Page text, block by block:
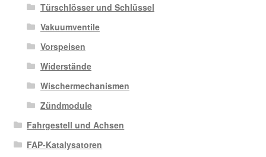
Türschlösser und Schlüssel
Vakuumventile
Vorspeisen
Widerstände
Wischermechanismen
Zündmodule
Fahrgestell und Achsen
FAP-Katalysatoren